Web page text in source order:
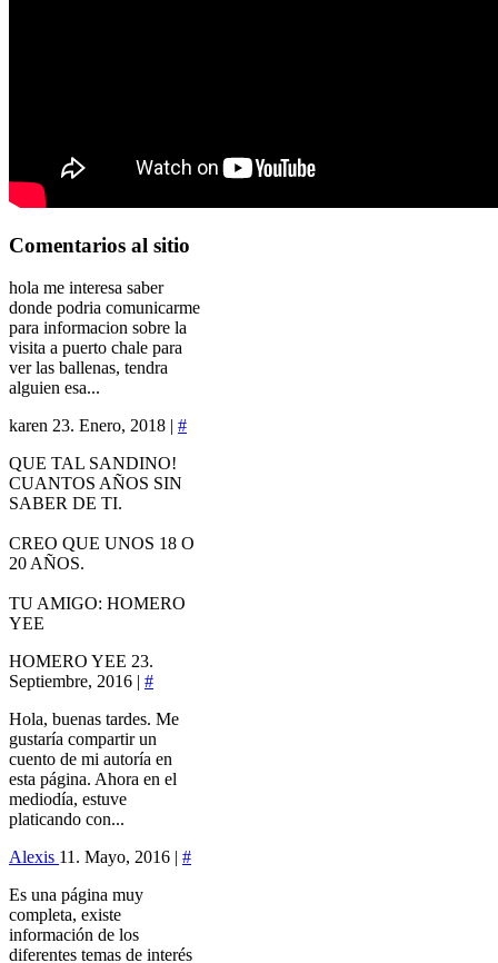
Comentarios al sitio
hola me interesa saber
donde podria comunicarme
para informacion sobre la
visita a puerto chale para
ver las ballenas, tendra
alguien esa...
karen 23. Enero, 2018 | #
QUE TAL SANDINO!
CUANTOS AÑOS SIN
SABER DE TI.
CREO QUE UNOS 18 O
20 AÑOS.
TU AMIGO: HOMERO
YEE
HOMERO YEE 23.
Septiembre, 2016 | #
Hola, buenas tardes. Me
gustaría compartir un
cuento de mi autoría en
esta página. Ahora en el
mediodía, estuve
platicando con...
Alexis 11. Mayo, 2016 | #
Es una página muy
completa, existe
información de los
diferentes temas de interés